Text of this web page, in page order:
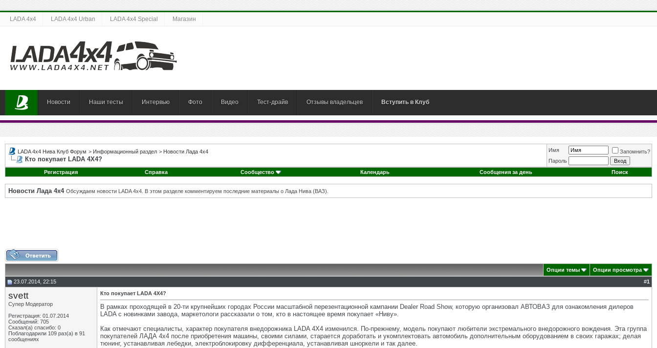
LADA 4x4 LADA 4x4 Urban LADA 4x4 Special Магазин
Новости Наши тесты Интервью Фото Видео Тест-драйв Отзывы владельцев Вступить в Клуб
LADA 4x4 Нива Клуб Форум > Информационный раздел > Новости Лада 4х4
Кто покупает LADA 4X4?
Имя
Запомнить?
Пароль
Регистрация
Справка Сообщество Календарь Сообщения за день Поиск
Новости Лада 4х4 Обсуждаем новости LADA 4x4. В этом разделе комментируем последние материалы о Лада Нива (ВАЗ).
Опции темы
Опции просмотра
23.07.2014, 22:15
#1
svett
Супер Модератор
Регистрация: 01.07.2014
Сообщений: 705
Сказал(а) спасибо: 0
Поблагодарили 109 раз(а) в 91
сообщениях
Кто покупает LADA 4X4?
В рамках проходящей в 20-ти крупнейших городах России масштабной перезентационной кампании Dealer Road Show, которую организовал АВТОВАЗ для ознакомления дилеров
LADA с новинками завода, маркетологи рассказали о том, кто в настоящее время покупает «Ниву».
Как отмечают специалисты, характер покупателя внедорожника LADA 4X4 изменился. По-прежнему, модель покупают любители экстремального внедорожного вождения. Эта группа
покупателей ЛАДА 4х4 после приобретения машины, своими силами, старается доработать и укомплектовать автомобиль дополнительным оборудованием в своих гаражах; делая
тюнинг, устанавливая лебедки, электроблокировку дифференциала, устанавливая шноркели и так далее.